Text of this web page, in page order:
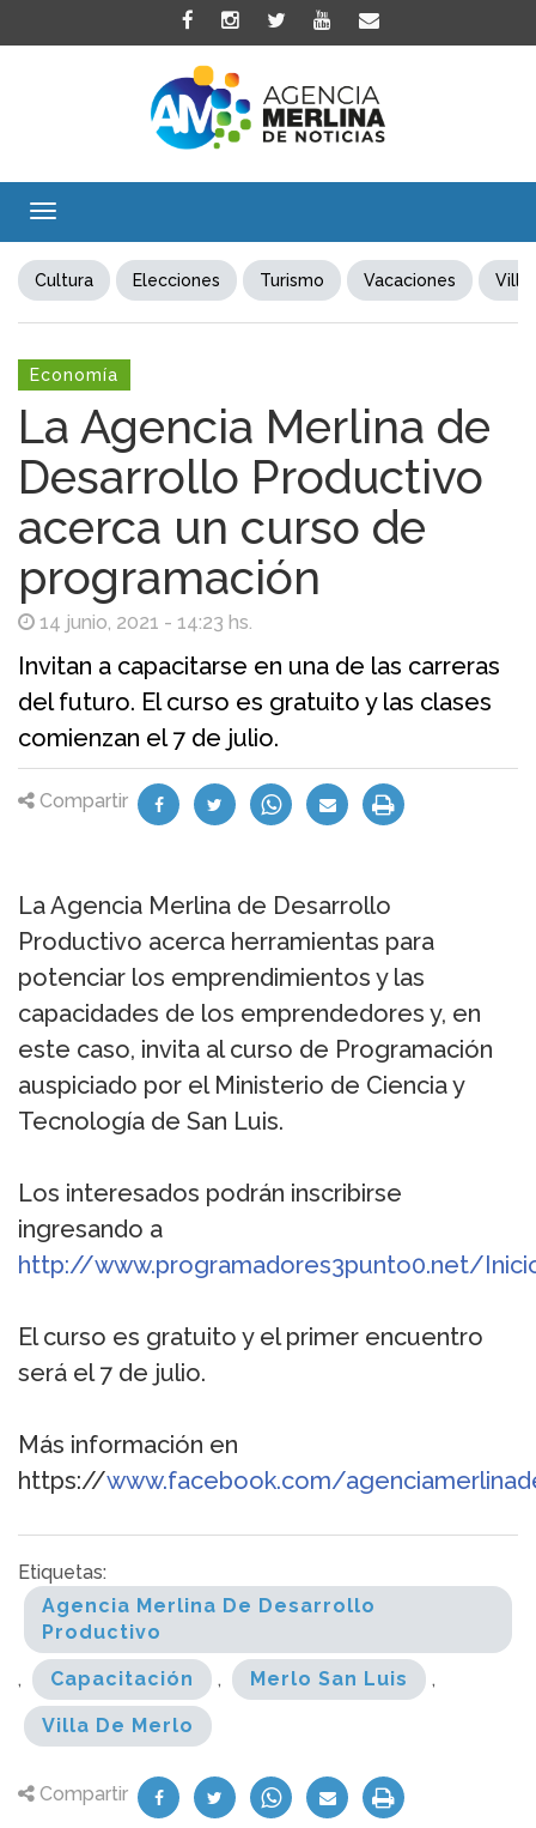
Toggle
Cultura Elecciones Turismo Vacaciones Villa
Economía
La Agencia Merlina de
Desarrollo Productivo
acerca un curso de
programación
14 junio, 2021 - 14:23 hs.
Invitan a capacitarse en una de las carreras
del futuro. El curso es gratuito y las clases
comienzan el 7 de julio.
Compartir
La Agencia Merlina de Desarrollo
Productivo acerca herramientas para
potenciar los emprendimientos y las
capacidades de los emprendedores y, en
este caso, invita al curso de Programación
auspiciado por el Ministerio de Ciencia y
Tecnología de San Luis.
Los interesados podrán inscribirse
ingresando a
http://www.programadores3punto0.net/
El curso es gratuito y el primer encuentro
será el 7 de julio.
Más información en
https://www.facebook.com/
Etiquetas:
Agencia Merlina De Desarrollo
Productivo
, Capacitación , Merlo San Luis ,
Villa De Merlo
Compartir